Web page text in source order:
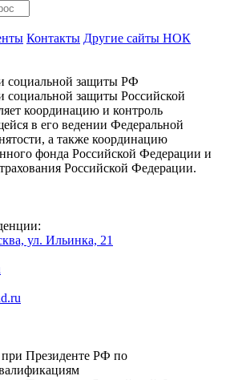
Контакты Другие сайты НОК
социальной защиты РФ
социальной защиты Российской
координацию и контроль
в его ведении Федеральной
а также координацию
фонда Российской Федерации и
Российской Федерации.
ул. Ильинка, 21
Президенте РФ по